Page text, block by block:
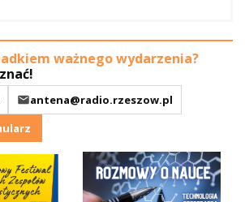
ważnego wydarzenia?
antena@radio.rzeszow.pl